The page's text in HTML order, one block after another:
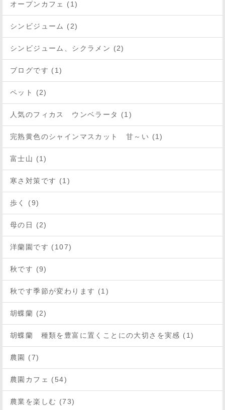
オープンカフェ (1)
シンビジューム (2)
シンビジューム、シクラメン (2)
ブログです (1)
ペット (2)
人気のフィカス ウンベラータ (1)
完熟黄色のシャインマスカット 甘～い (1)
富士山 (1)
寒さ対策です (1)
歩く (9)
母の日 (2)
洋蘭園です (107)
秋です (9)
秋です季節が変わります (1)
胡蝶蘭 (2)
胡蝶蘭 種類を豊富に置くことにの大切さを実感 (1)
農園 (7)
農園カフェ (54)
農業を楽しむ (73)